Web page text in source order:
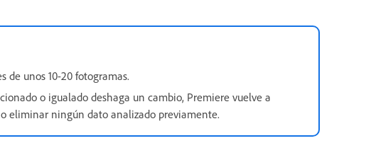
unos 10-20 fotogramas.
o igualado deshaga un cambio, Premiere vuelve a
eliminar ningún dato analizado previamente.